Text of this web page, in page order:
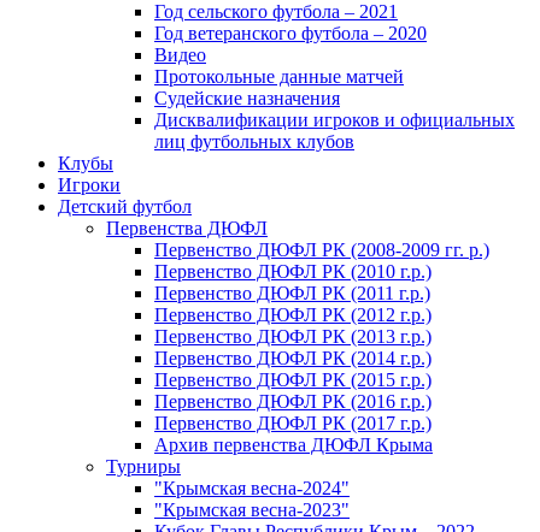
Год сельского футбола – 2021
Год ветеранского футбола – 2020
Видео
Протокольные данные матчей
Судейские назначения
Дисквалификации игроков и официальных
лиц футбольных клубов
Клубы
Игроки
Детский футбол
Первенства ДЮФЛ
Первенство ДЮФЛ РК (2008-2009 гг. р.)
Первенство ДЮФЛ РК (2010 г.р.)
Первенство ДЮФЛ РК (2011 г.р.)
Первенство ДЮФЛ РК (2012 г.р.)
Первенство ДЮФЛ РК (2013 г.р.)
Первенство ДЮФЛ РК (2014 г.р.)
Первенство ДЮФЛ РК (2015 г.р.)
Первенство ДЮФЛ РК (2016 г.р.)
Первенство ДЮФЛ РК (2017 г.р.)
Архив первенства ДЮФЛ Крыма
Турниры
"Крымская весна-2024"
"Крымская весна-2023"